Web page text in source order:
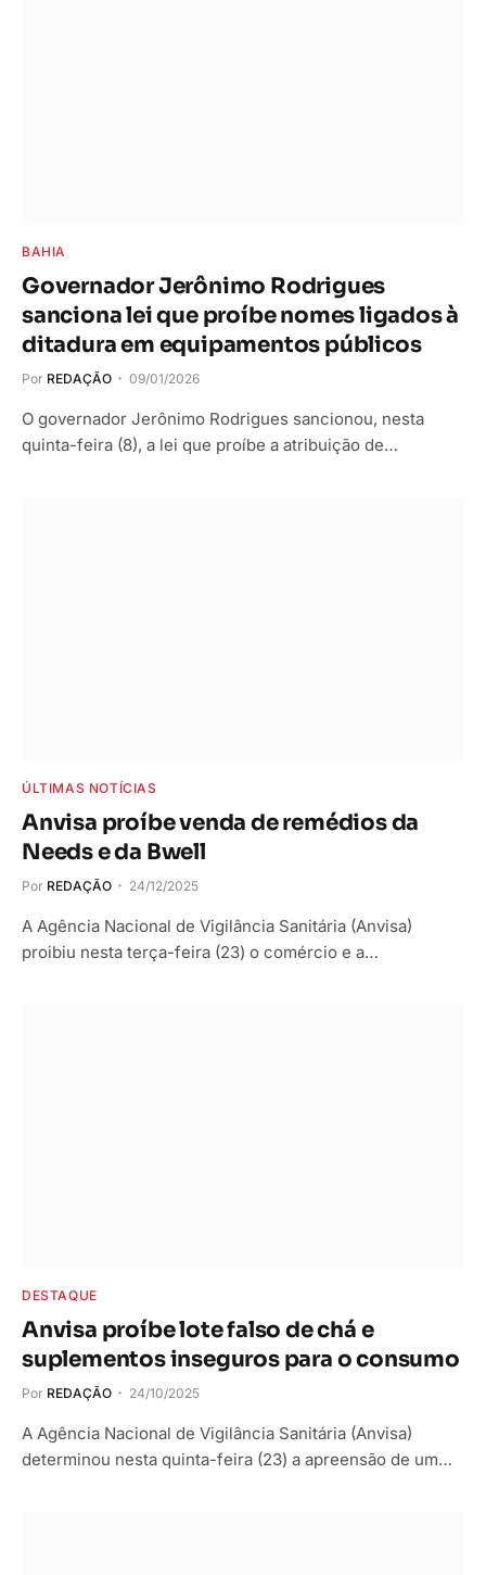
BAHIA
Governador Jerônimo Rodrigues
sanciona lei que proíbe nomes ligados à
ditadura em equipamentos públicos
Por REDAÇÃO 09/01/2026
O governador Jerônimo Rodrigues sancionou, nesta
quinta-feira (8), a lei que proíbe a atribuição de…
ÚLTIMAS NOTÍCIAS
Anvisa proíbe venda de remédios da
Needs e da Bwell
Por REDAÇÃO 24/12/2025
A Agência Nacional de Vigilância Sanitária (Anvisa)
proibiu nesta terça-feira (23) o comércio e a…
DESTAQUE
Anvisa proíbe lote falso de chá e
suplementos inseguros para o consumo
Por REDAÇÃO 24/10/2025
A Agência Nacional de Vigilância Sanitária (Anvisa)
determinou nesta quinta-feira (23) a apreensão de um…